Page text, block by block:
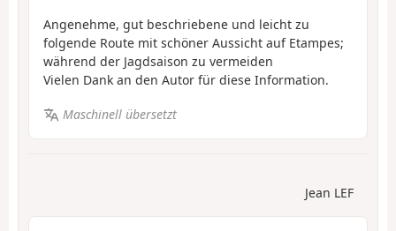
Angenehme, gut beschriebene und leicht zu
folgende Route mit schöner Aussicht auf Etampes;
während der Jagdsaison zu vermeiden
Vielen Dank an den Autor für diese Information.
Maschinell übersetzt
Jean LEF